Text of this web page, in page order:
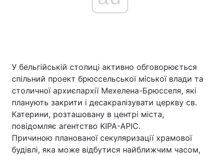
У бельгійській столиці активно обговорюється
спільний проект брюссельської міської влади та
столичної архиєпархії Мехелена-Брюсселя, які
планують закрити і десакралізувати церкву св.
Катерини, розташовану в центрі міста,
повідомляє агентство KIPA-APIC.
Причиною планованої секуляризації храмової
будівлі, яка може відбутися найближчим часом,